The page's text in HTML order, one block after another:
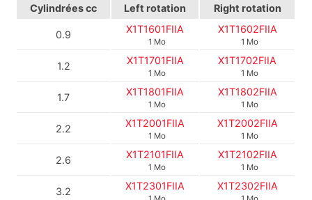
Cylindréescc Left rotation Right rotation
0.9 X1T1601FIIA
1 Mo
X1T1602FIIA
1 Mo
1.2 X1T1701FIIA
1 Mo
X1T1702FIIA
1 Mo
1.7 X1T1801FIIA
1 Mo
X1T1802FIIA
1 Mo
2.2 X1T2001FIIA
1 Mo
X1T2002FIIA
1 Mo
2.6 X1T2101FIIA
1 Mo
X1T2102FIIA
1 Mo
3.2 X1T2301FIIA X1T2302FIIA